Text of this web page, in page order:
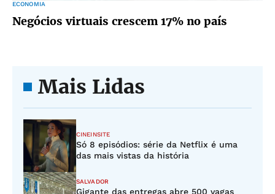
ECONOMIA
Negócios virtuais crescem 17% no país
Mais Lidas
CINEINSITE
Só 8 episódios: série da Netflix é uma
das mais vistas da história
SALVADOR
Gigante das entregas abre 500 vagas